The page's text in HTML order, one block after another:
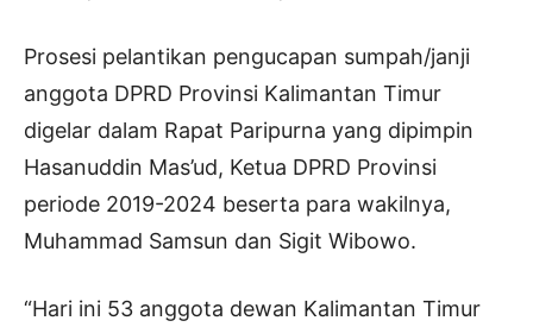
Prosesi pelantikan pengucapan sumpah/janji
anggota DPRD Provinsi Kalimantan Timur
digelar dalam Rapat Paripurna yang dipimpin
Hasanuddin Mas’ud, Ketua DPRD Provinsi
periode 2019-2024 beserta para wakilnya,
Muhammad Samsun dan Sigit Wibowo.
“Hari ini 53 anggota dewan Kalimantan Timur